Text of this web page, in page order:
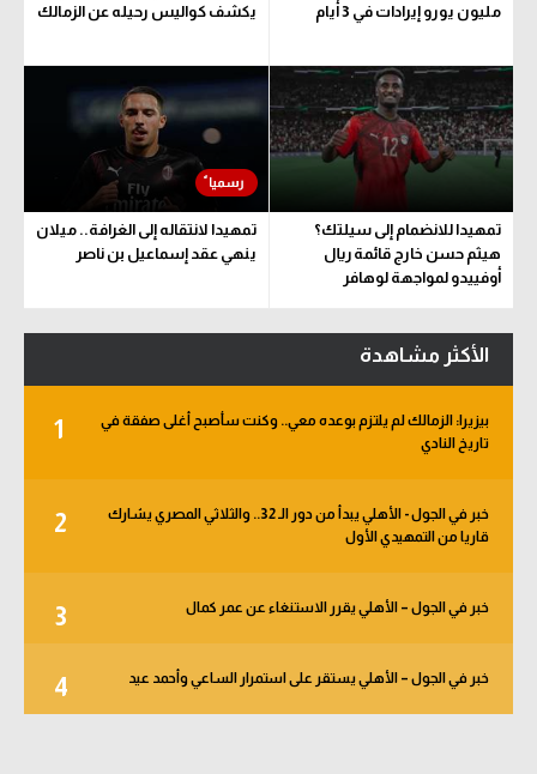
مليون يورو إيرادات في 3 أيام
يكشف كواليس رحيله عن الزمالك
تمهيدا للانضمام إلى سيلتك؟
هيثم حسن خارج قائمة ريال
أوفييدو لمواجهة لوهافر
تمهيدا لانتقاله إلى الغرافة.. ميلان
ينهي عقد إسماعيل بن ناصر
الأكثر مشاهدة
1
بيزيرا: الزمالك لم يلتزم بوعده معي.. وكنت سأصبح أغلى صفقة في
تاريخ النادي
2
خبر في الجول - الأهلي يبدأ من دور الـ 32.. والثلاثي المصري يشارك
قاريا من التمهيدي الأول
3 خبر في الجول – الأهلي يقرر الاستنغاء عن عمر كمال
4 خبر في الجول – الأهلي يستقر على استمرار الساعي وأحمد عيد